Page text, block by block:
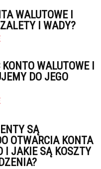
WALUTOWE I
I WADY?
WALUTOWE I
DO JEGO
SĄ
OTWARCIA KONTA
I JAKIE SĄ KOSZTY